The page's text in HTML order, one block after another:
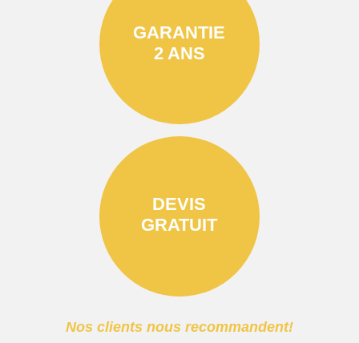
GARANTIE
2 ANS
DEVIS
GRATUIT
Nos clients nous recommandent!